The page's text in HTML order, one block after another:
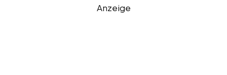
Anzeige